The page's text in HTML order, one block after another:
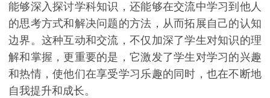
能够深入探讨学科知识，还能够在交流中学习到他人
的思考方式和解决问题的方法，从而拓展自己的认知
边界。这种互动和交流，不仅加深了学生对知识的理
解和掌握，更重要的是，它激发了学生对学习的兴趣
和热情，使他们在享受学习乐趣的同时，也在不断地
自我提升和成长。